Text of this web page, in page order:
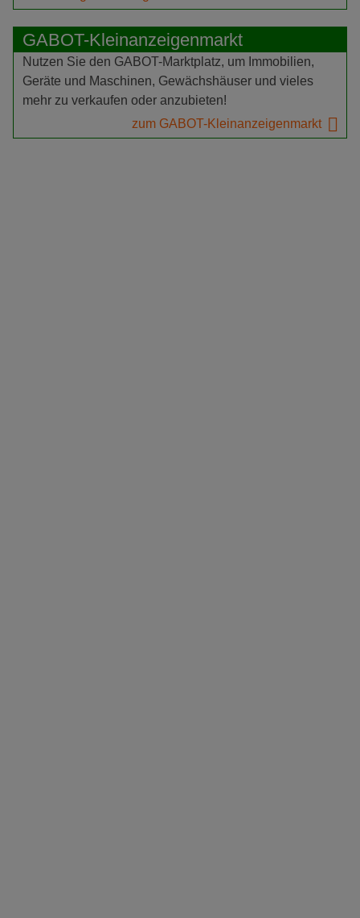
GABOT-Kleinanzeigenmarkt
Nutzen Sie den GABOT-Marktplatz, um Immobilien,
Geräte und Maschinen, Gewächshäuser und vieles
mehr zu verkaufen oder anzubieten!
zum GABOT-Kleinanzeigenmarkt